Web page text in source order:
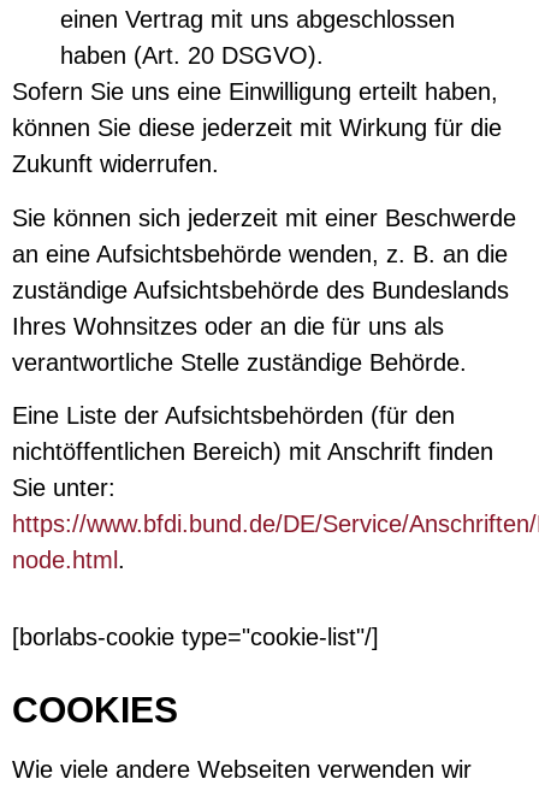
einen Vertrag mit uns abgeschlossen
haben (Art. 20 DSGVO).
Sofern Sie uns eine Einwilligung erteilt haben,
können Sie diese jederzeit mit Wirkung für die
Zukunft widerrufen.
Sie können sich jederzeit mit einer Beschwerde
an eine Aufsichtsbehörde wenden, z. B. an die
zuständige Aufsichtsbehörde des Bundeslands
Ihres Wohnsitzes oder an die für uns als
verantwortliche Stelle zuständige Behörde.
Eine Liste der Aufsichtsbehörden (für den
nichtöffentlichen Bereich) mit Anschrift finden
Sie unter:
https://www.bfdi.bund.de/DE/Service/
node.html .
[borlabs-cookie type="cookie-list"/]
COOKIES
Wie viele andere Webseiten verwenden wir